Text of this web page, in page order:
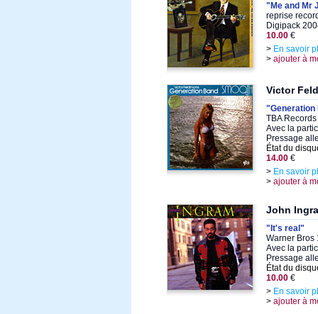
"Me and Mr
reprise
Digipack
10.00 €
> En savoir
> ajouter à
Victor
"Generation
TBA
Avec la
Pressage
État du
14.00 €
> En savoir
> ajouter à
John
"It's real"
Warner Bros
Avec la
Pressage
État du
10.00 €
> En savoir
> ajouter à